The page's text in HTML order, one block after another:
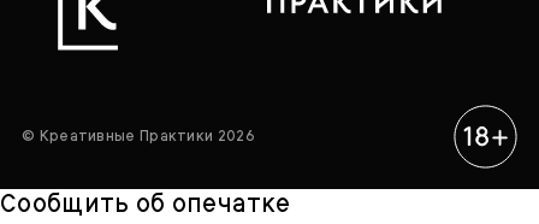
© Креативные Практики 2026
Сообщить об опечатке